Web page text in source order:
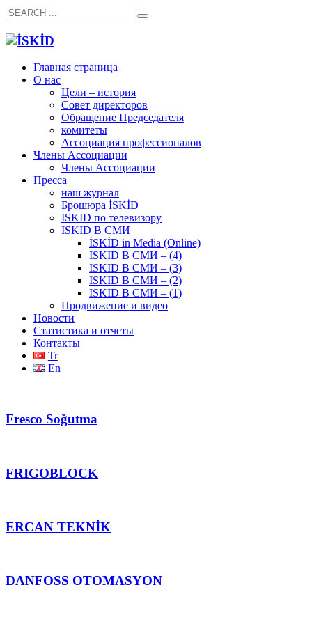
Главная страница
О нас
Цели – история
Совет директоров
Обращение Председателя
комитеты
Ассоциация профессионалов
Члены Ассоциации
Члены Ассоциации
Пресса
наш журнал
Брошюра İSKİD
ISKID по телевизору
ISKID В СМИ
İSKİD in Media (Online)
ISKID В СМИ – (4)
ISKID В СМИ – (3)
ISKID В СМИ – (2)
ISKID В СМИ – (1)
Продвижение и видео
Новости
Статистика и отчеты
Контакты
Tr
En
Fresco Soğutma
FRIGOBLOCK
ERCAN TEKNİK
DANFOSS OTOMASYON